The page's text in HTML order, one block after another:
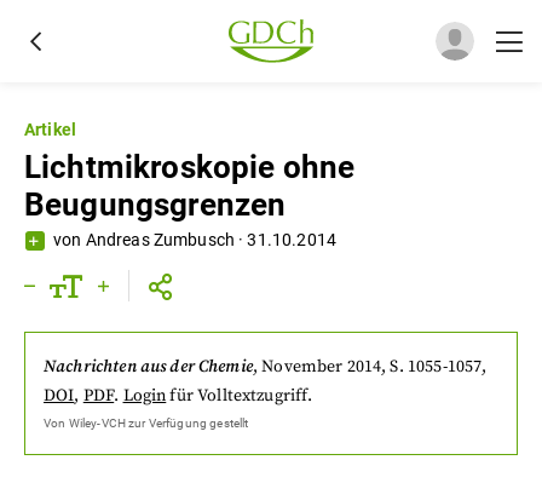
Artikel
Lichtmikroskopie ohne
Beugungsgrenzen
von Andreas Zumbusch ·31.10.2014
Nachrichten aus der Chemie,November 2014, S. 1055-1057,
DOI, PDF. Loginfür Volltextzugriff.
Von Wiley-VCHzur Verfügung gestellt